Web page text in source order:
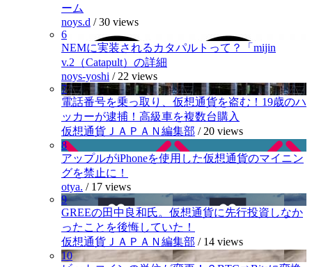
ーム
noys.d /30 views
6
NEMに実装されるカタパルトって？「mijin
v.2（Catapult）の詳細
noys-yoshi / 22 views
7
電話番号を乗っ取り、仮想通貨を盗む！19歳のハ
ッカーが逮捕！高級車を複数台購入
仮想通貨ＪＡＰＡＮ編集部 / 20 views
8
アップルがiPhoneを使用した仮想通貨のマイニン
グを禁止に！
otya. / 17 views
9
GREEの田中良和氏。仮想通貨に先行投資しなか
ったことを後悔していた！
仮想通貨ＪＡＰＡＮ編集部 / 14 views
10